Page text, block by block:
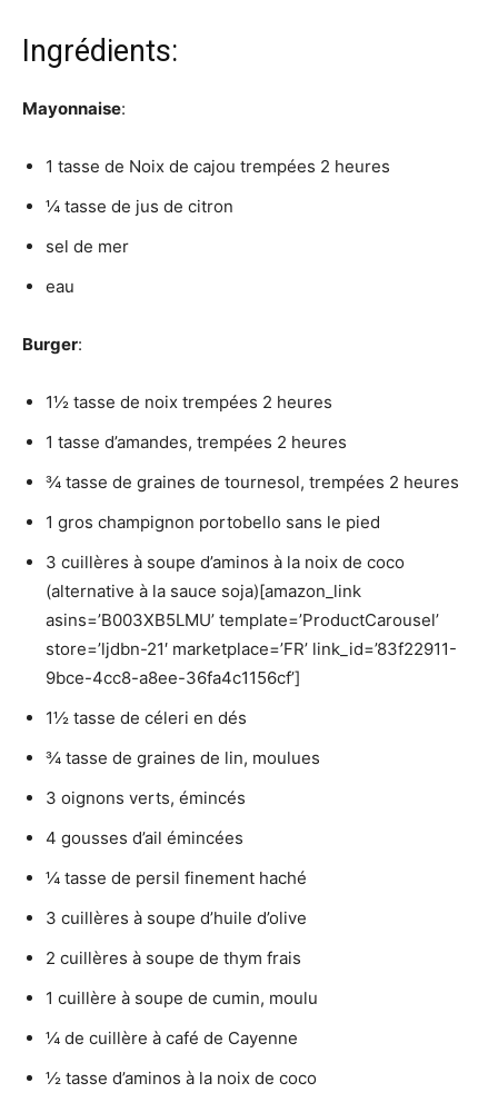
Ingrédients:
Mayonnaise:
1 tasse de Noix de cajou trempées 2 heures
¼ tasse de jus de citron
sel de mer
eau
Burger:
1½ tasse de noix trempées 2 heures
1 tasse d’amandes, trempées 2 heures
¾ tasse de graines de tournesol, trempées 2 heures
1 gros champignon portobello sans le pied
3 cuillères à soupe d’aminos à la noix de coco
(alternative à la sauce soja)[amazon_link
asins=’B003XB5LMU’ template=’ProductCarousel’
store=’ljdbn-21′ marketplace=’FR’ link_id=’83f22911-
9bce-4cc8-a8ee-36fa4c1156cf’]
1½ tasse de céleri en dés
¾ tasse de graines de lin, moulues
3 oignons verts, émincés
4 gousses d’ail émincées
¼ tasse de persil finement haché
3 cuillères à soupe d’huile d’olive
2 cuillères à soupe de thym frais
1 cuillère à soupe de cumin, moulu
¼ de cuillère à café de Cayenne
½ tasse d’aminos à la noix de coco